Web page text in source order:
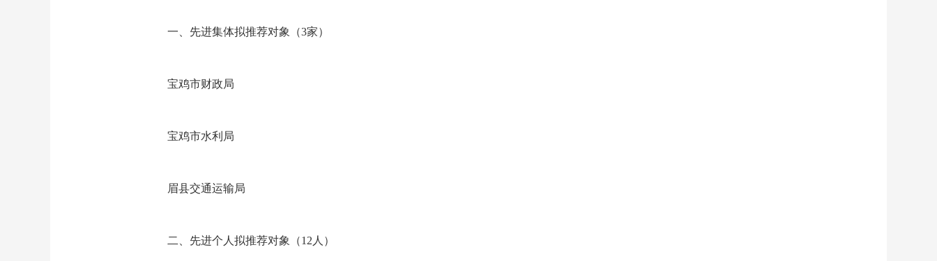
一、先进集体拟推荐对象（3家）
宝鸡市财政局
宝鸡市水利局
眉县交通运输局
二、先进个人拟推荐对象（12人）